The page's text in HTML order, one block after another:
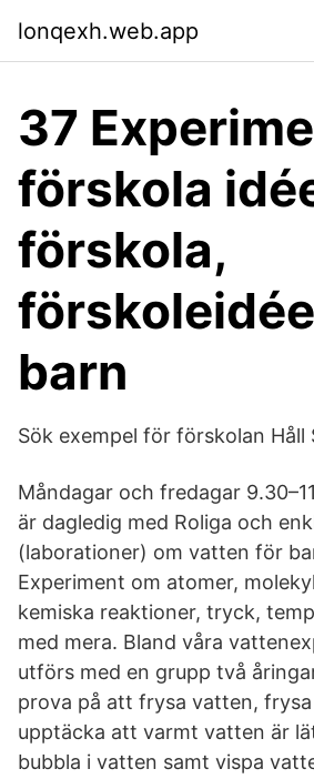
lonqexh.web.app
37
förskola
förskola,
barn
Sök exempel för förskolan Håll
Måndagar och fredagar
är dagledig med Roliga och
(laborationer) om vatten för
Experiment om atomer,
kemiska reaktioner, tryck,
med mera. Bland våra
utförs med en grupp två
prova på att frysa vatten,
upptäcka att varmt vatten är
bubbla i vatten samt vispa